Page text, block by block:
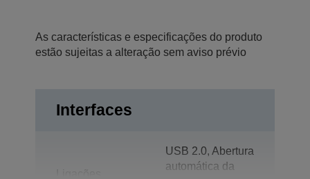
As características e especificações do produto
estão sujeitas a alteração sem aviso prévio
Interfaces
USB 2.0, Abertura
automática da